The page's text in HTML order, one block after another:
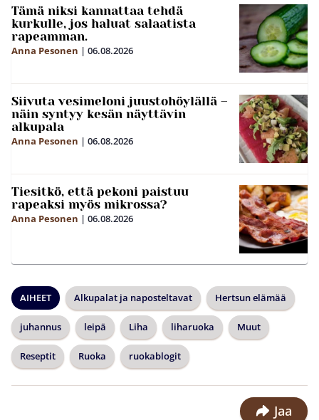
Tämä niksi kannattaa tehdä
kurkulle, jos haluat salaatista
rapeamman.
Anna Pesonen | 06.08.2026
Siivuta vesimeloni juustohöylällä –
näin syntyy kesän näyttävin
alkupala
Anna Pesonen | 06.08.2026
Tiesitkö, että pekoni paistuu
rapeaksi myös mikrossa?
Anna Pesonen | 06.08.2026
AIHEET Alkupalat ja naposteltavat Hertsun elämää
juhannus leipä Liha liharuoka Muut
Reseptit Ruoka ruokablogit
Jaa